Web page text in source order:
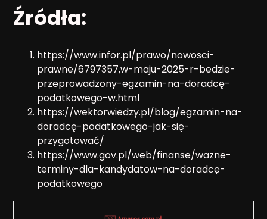
Źródła:
https://www.infor.pl/prawo/nowosci-
prawne/6797357,w-maju-2025-r-bedzie-
przeprowadzony-egzamin-na-doradcę-
podatkowego-w.html
https://wektorwiedzy.pl/blog/egzamin-na-
doradcę-podatkowego-jak-się-
przygotować/
https://www.gov.pl/web/finanse/wazne-
terminy-dla-kandydatow-na-doradcę-
podatkowego